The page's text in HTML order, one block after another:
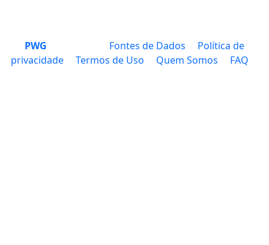
PWG Fontes de Dados
Política de
privacidade
Termos de Uso Quem Somos FAQ